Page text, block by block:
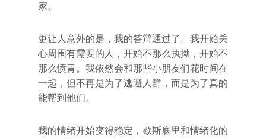
家。
更让人意外的是，我的答辩通过了。我开始关
心周围有需要的人，开始不那么执拗，开始不
那么愤青。我依然会和那些小朋友们花时间在
一起，但不再是为了逃避人群，而是为了真的
能帮到他们。
我的情绪开始变得稳定，歇斯底里和情绪化的